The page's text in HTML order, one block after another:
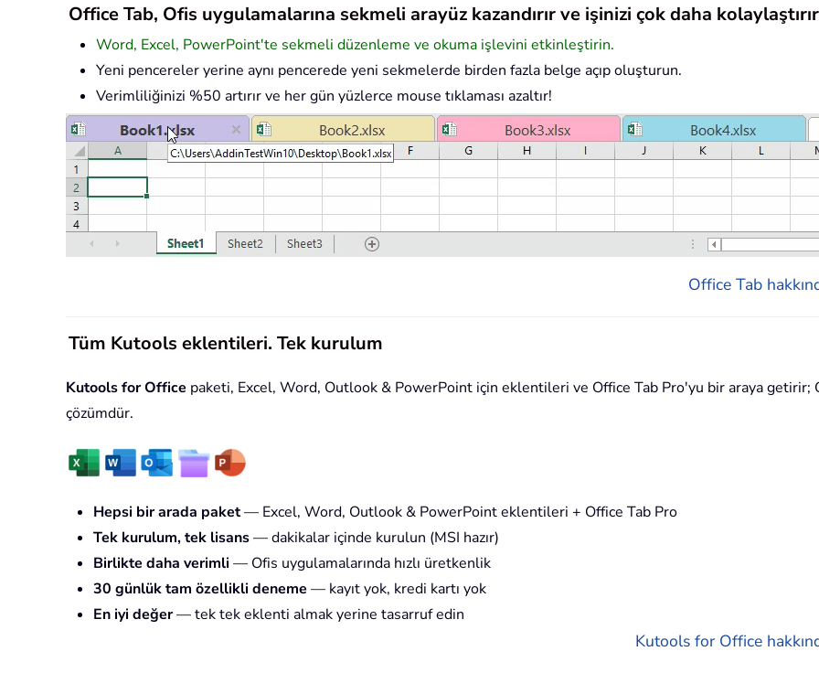
Office Tab, Ofis uygulamalarına sekmeli arayüz kazandırır ve işinizi çok daha
Word, Excel, PowerPoint'te sekmeli düzenleme ve okuma işlevini etkinleştirin.
Yeni pencereler yerine aynı pencerede yeni sekmelerde birden fazla belge açıp oluşturun.
Verimliliğinizi %50 artırır ve her gün yüzlerce mouse tıklaması azaltır!
Office Tab
Tüm Kutools eklentileri. Tek kurulum
Kutools for Office paketi, Excel, Word, Outlook & PowerPoint için eklentileri ve Office Tab Pro'yu bir araya getirir;
çözümdür.
Hepsi bir arada paket— Excel, Word, Outlook & PowerPoint eklentileri + Office Tab Pro
Tek kurulum, tek lisans— dakikalar içinde kurulun (MSI hazır)
Birlikte daha verimli — Ofis uygulamalarında hızlı üretkenlik
30 günlük tam özellikli deneme — kayıt yok, kredi kartı yok
En iyi değer— tek tek eklenti almak yerine tasarruf edin
Kutools for Office